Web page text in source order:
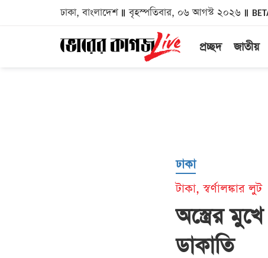
ঢাকা, বাংলাদেশ বৃহস্পতিবার, ০৬ আগস্ট ২০২৬
প্রচ্ছদ জাতীয়
ঢাকা
টাকা, স্বর্ণালঙ্কার লুট
অস্ত্রের
ডাকাতি